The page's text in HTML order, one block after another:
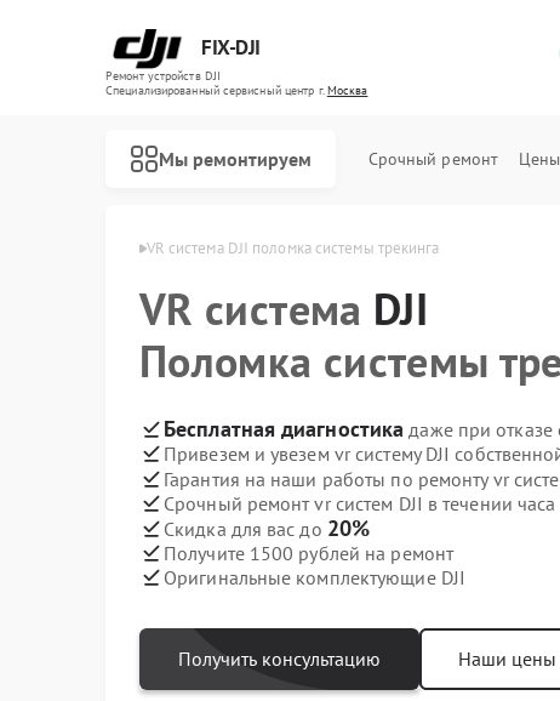
FIX-DJI
Ремонт устройств DJI
Специализированный cервисный центр г.Москва
Мы ремонтируем Срочный ремонт Цены
VR система DJI поломка системы трекинга
VR система DJI
Поломка системы
Бесплатная диагностика даже при отказе
Привезем и увезем vr систему DJI
Гарантия на наши работы по ремонту vr
Срочный ремонт vr систем DJI в течении часа
Скидка для вас до 20%
Получите 1500 рублей на ремонт
Оригинальные комплектующие DJI
Получить консультацию Наши цены